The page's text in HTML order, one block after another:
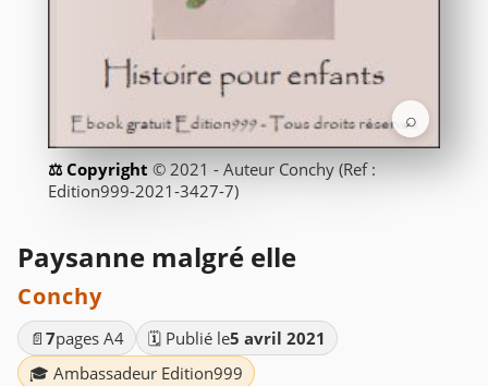
⌕
© 2021 - Auteur Conchy (Ref :
Edition999-2021-3427-7)
Paysanne malgré elle
Conchy
📄 7pages A4 🗓️ Publié le5 avril 2021
🎓 Ambassadeur Edition999